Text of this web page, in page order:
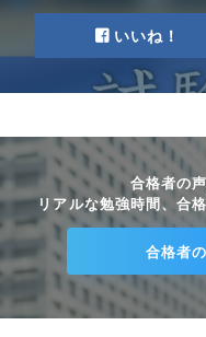
冷凍機械責任
すすめしたい
2026.02.02
2025.07.11
第三種冷凍機械
旬！免状申請の
冷凍機械責任
合格率がアップ
いいね！
合格者の
リアルな勉強時間、合
合格者